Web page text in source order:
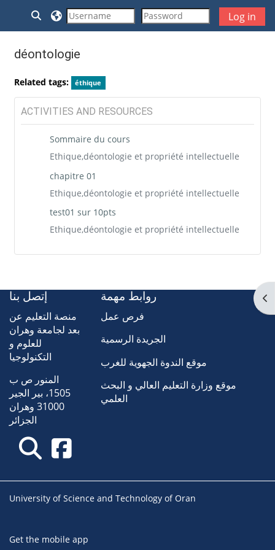
Skip to main content
Toggle search input
Log in
déontologie
Related tags: éthique
ACTIVITIES AND RESOURCES
Sommaire du cours
Ethique,déontologie et propriété intellectuelle
chapitre 01
Ethique,déontologie et propriété intellectuelle
test01 sur 10pts
Ethique,déontologie et propriété intellectuelle
إتصل بنا
منصة التعليم عن
بعد لجامعة وهران
للعلوم و
التكنولوجيا
المنور ص ب
1505، بير الجير
31000 وهران
الجزائر
روابط مهمة
فرص عمل
الجريدة الرسمية
موقع الندوة الجهوية للغرب
موقع وزارة التعليم العالي و البحث
العلمي
University of Science and Technology of Oran
Get the mobile app